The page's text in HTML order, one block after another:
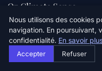
Oz Climate Sense
Ensemble pour un climat sain
Catégories
Nous utilisons des cookies
navigation. En poursuivant,
confidentialité. En savoir
Accepter Refuser